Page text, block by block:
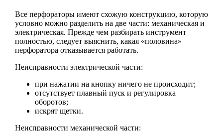
Все перфораторы имеют схожую конструкцию, которую
условно можно разделить на две части: механическая и
электрическая. Прежде чем разбирать инструмент
полностью, следует выяснить, какая «половина»
перфоратора отказывается работать.
Неисправности электрической части:
при нажатии на кнопку ничего не происходит;
отсутствует плавный пуск и регулировка
оборотов;
искрят щетки.
Неисправности механической части: